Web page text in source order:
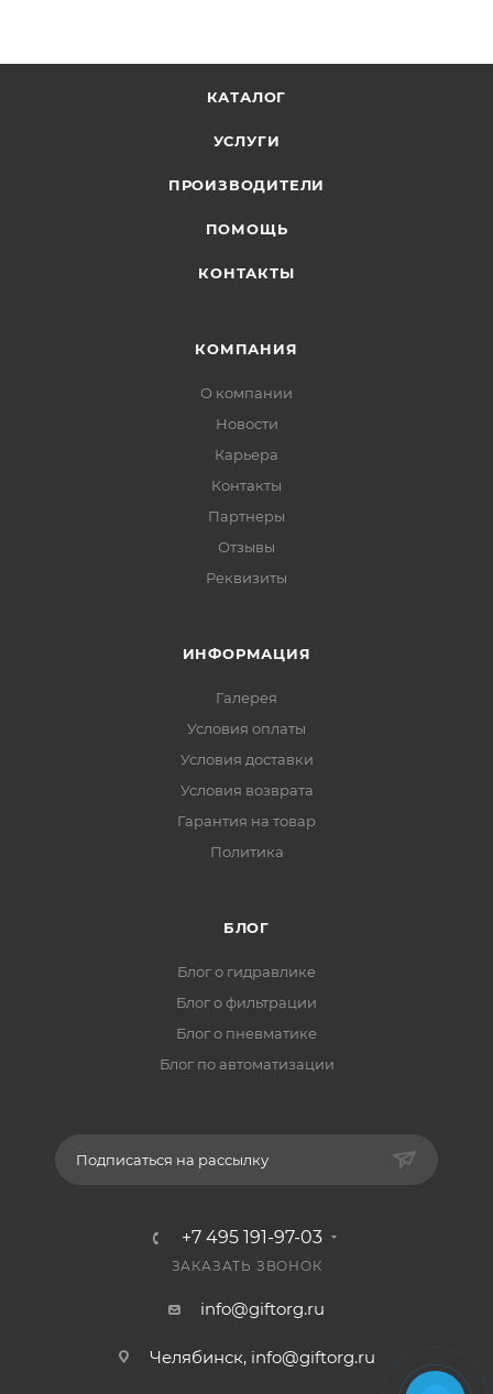
КАТАЛОГ
УСЛУГИ
ПРОИЗВОДИТЕЛИ
ПОМОЩЬ
КОНТАКТЫ
КОМПАНИЯ
О компании
Новости
Карьера
Контакты
Партнеры
Отзывы
Реквизиты
ИНФОРМАЦИЯ
Галерея
Условия оплаты
Условия доставки
Условия возврата
Гарантия на товар
Политика
БЛОГ
Блог о гидравлике
Блог о фильтрации
Блог о пневматике
Блог по автоматизации
Подписаться на рассылку
+7 495 191-97-03
ЗАКАЗАТЬ ЗВОНОК
info@giftorg.ru
Челябинск, info@giftorg.ru